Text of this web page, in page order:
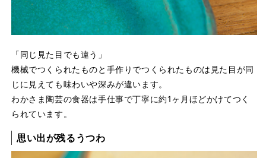
「同じ見た目でも違う」
機械でつくられたものと手作りでつくられたものは見た目が同
じに見えても味わいや深みが違います。
わかさま陶芸の食器は手仕事で丁寧に約1ヶ月ほどかけてつく
られています。
思い出が残るうつわ